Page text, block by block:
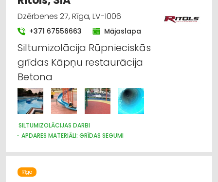
Dzērbenes 27, Rīga, LV-1006
+371 67556663 Mājaslapa
Siltumizolācija Rūpnieciskās
grīdas Kāpņu restaurācija
Betona
SILTUMIZOLĀCIJAS DARBI
APDARES MATERIĀLI: GRĪDAS SEGUMI
TIRDZNIECĪBA
KRĀSAS, LAKAS, BŪVĶĪMIJA: VAIRUMTIRDZNIECĪBA
Rīga